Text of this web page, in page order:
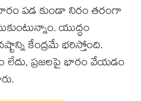
పడ కుండా నిరం తరంగా
యుద్ధం
కేంద్రమే భరిస్తోంది.
లేదు, ప్రజలపై భారం వేయడం